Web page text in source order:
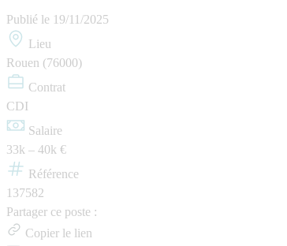
Publié le 19/11/2025
Lieu
Rouen (76000)
Contrat
CDI
Salaire
33k – 40k €
Référence
137582
Partager ce poste :
Copier le lien